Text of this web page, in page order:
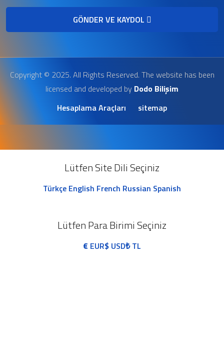
GÖNDER VE KAYDOL
Copyright © 2025. All Rights Reserved. The website has been
licensed and developed by Dodo Bilişim
Hesaplama Araçları
sitemap
Lütfen Site Dili Seçiniz
Türkçe English French Russian Spanish
Lütfen Para Birimi Seçiniz
€ EUR$ USD₺TL